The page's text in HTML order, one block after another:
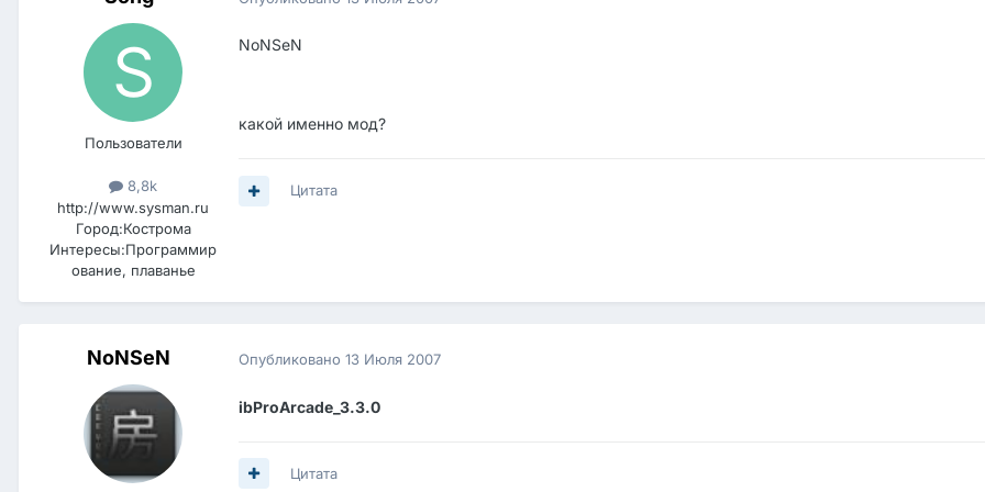
Пользователи
8,8k
http://www.sysman.ru
Город:Кострома
Интересы:Программир
ование, плаванье
NoNSeN
какой именно мод?
Цитата
NoNSeN Опубликовано 13 Июля 2007
ibProArcade_3.3.0
Цитата